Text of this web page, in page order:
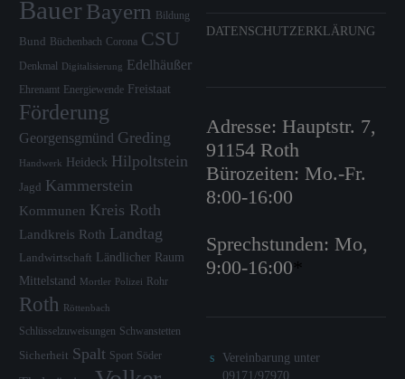
Bauer Bayern Bildung
Bund Büchenbach Corona CSU
Denkmal Digitalisierung Edelhäußer
Ehrenamt Energiewende Freistaat
Förderung
Georgensgmünd Greding
Handwerk Heideck Hilpoltstein
Jagd Kammerstein
Kommunen Kreis Roth
Landkreis Roth Landtag
Landwirtschaft Ländlicher Raum
Mittelstand Mortler Polizei Rohr
Roth Röttenbach
Schlüsselzuweisungen Schwanstetten
Sicherheit Spalt Sport Söder
DATENSCHUTZERKLÄRUNG
Adresse: Hauptstr. 7,
91154 Roth
Bürozeiten: Mo.-Fr.
8:00-16:00
Sprechstunden: Mo,
9:00-16:00*
Vereinbarung unter
09171/97970